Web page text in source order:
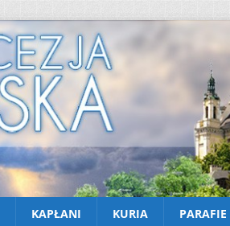
KAPŁANI KURIA PARAFIE